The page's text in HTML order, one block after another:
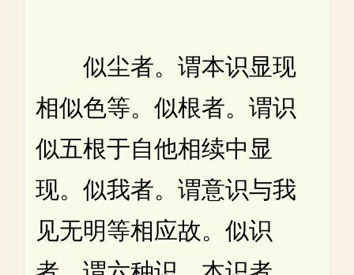
似尘者。谓本识显现
相似色等。似根者。谓识
似五根于自他相续中显
现。似我者。谓意识与我
见无明等相应故。似识